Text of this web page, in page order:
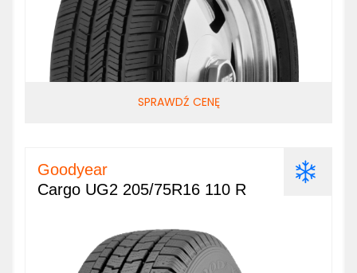
SPRAWDŹ CENĘ
Goodyear
Cargo UG2 205/75R16 110 R